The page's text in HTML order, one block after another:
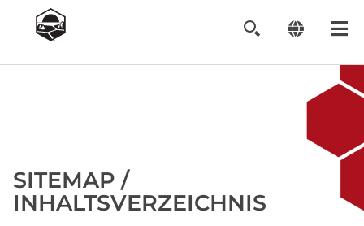
SITEMAP /
INHALTSVERZEICHNIS